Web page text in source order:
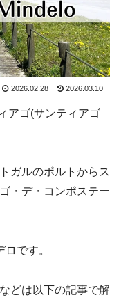
2026.02.28 2026.03.10
アゴ(サンティアゴ
ガルのポルトからス
・デ・コンポステー
です。
どは以下の記事で解